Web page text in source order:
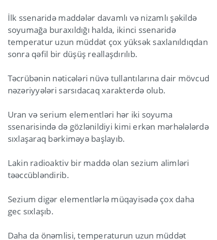
İlk ssenaridə maddələr davamlı və nizamlı şəkildə
soyumağa buraxıldığı halda, ikinci ssenaridə
temperatur uzun müddət çox yüksək saxlanıldıqdan
sonra qəfil bir düşüş reallaşdırılıb.
Təcrübənin nəticələri nüvə tullantılarına dair mövcud
nəzəriyyələri sarsıdacaq xarakterdə olub.
Uran və serium elementləri hər iki soyuma
ssenarisində də gözlənildiyi kimi erkən mərhələlərdə
sıxlaşaraq bərkiməyə başlayıb.
Lakin radioaktiv bir maddə olan sezium alimləri
təəccübləndirib.
Sezium digər elementlərlə müqayisədə çox daha
gec sıxlaşıb.
Daha da önəmlisi, temperaturun uzun müddət